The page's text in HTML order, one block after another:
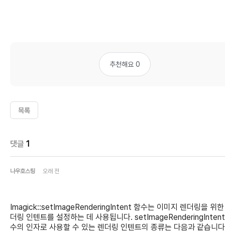
추천해요 0
목록
댓글 1
나우호스팅 오래 전
Imagick::setImageRenderingIntent 함수는 이미지 렌더링을 위
더링 인텐트를 설정하는 데 사용됩니다.
수의 인자로 사용할 수 있는 렌더링 인텐트의 종류는 다음과 같습니